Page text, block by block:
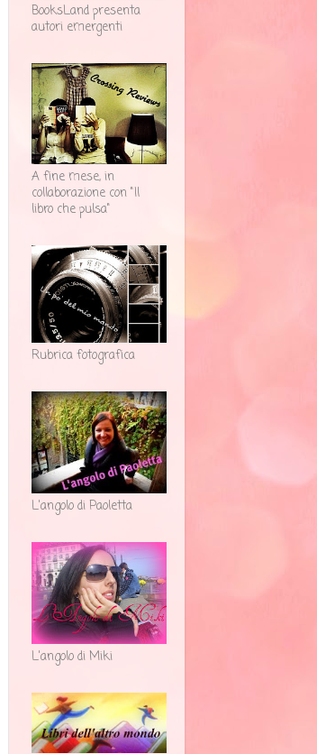
BooksLand presenta
autori emergenti
A fine mese, in
collaborazione con "Il
libro che pulsa"
Rubrica fotografica
L'angolo di Paoletta
L'angolo di Miki